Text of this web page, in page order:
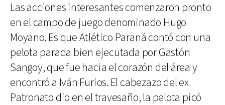
Las acciones interesantes comenzaron pronto
en el campo de juego denominado Hugo
Moyano. Es que Atlético Paraná contó con una
pelota parada bien ejecutada por Gastón
Sangoy, que fue hacia el corazón del área y
encontró a Iván Furios. El cabezazo del ex
Patronato dio en el travesaño, la pelota picó